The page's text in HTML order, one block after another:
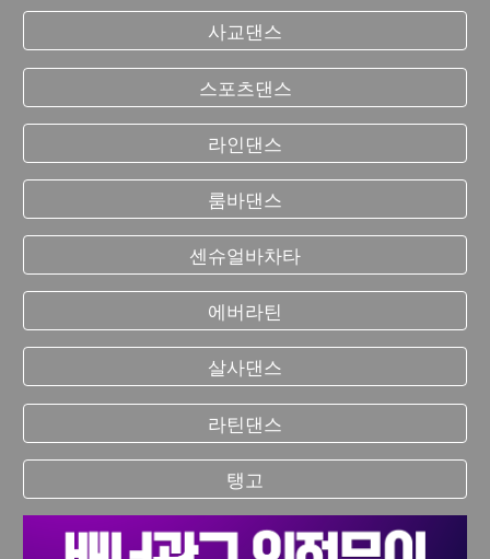
사교댄스
스포츠댄스
라인댄스
룸바댄스
센슈얼바차타
에버라틴
살사댄스
라틴댄스
탱고